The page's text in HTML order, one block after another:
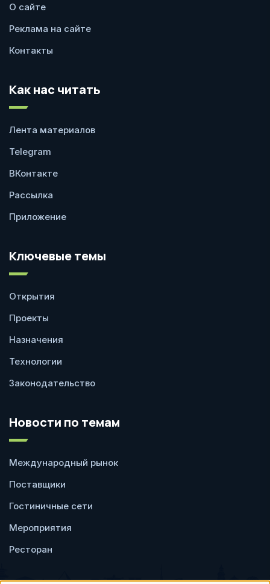
О сайте
Реклама на сайте
Контакты
Как нас читать
Лента материалов
Telegram
ВКонтакте
Рассылка
Приложение
Ключевые темы
Открытия
Проекты
Назначения
Технологии
Законодательство
Новости по темам
Международный рынок
Поставщики
Гостиничные сети
Мероприятия
Ресторан